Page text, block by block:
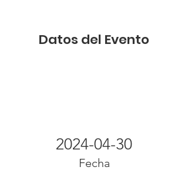
Datos del Evento
2024-04-30
Fecha